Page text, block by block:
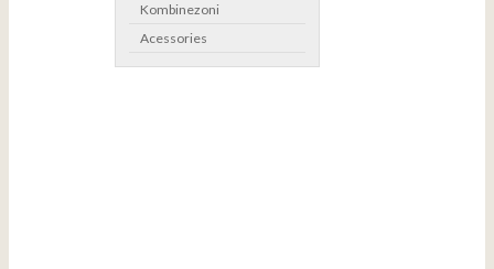
Kombinezoni
Acessories